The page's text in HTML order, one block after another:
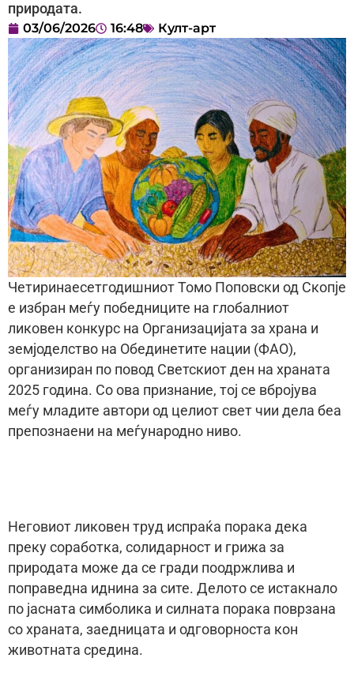
природата.
03/06/2026 16:48 Култ-арт
Четиринаесетгодишниот Томо Поповски од Скопје
е избран меѓу победниците на глобалниот
ликовен конкурс на Организацијата за храна и
земјоделство на Обединетите нации (ФАО),
организиран по повод Светскиот ден на храната
2025 година. Со ова признание, тој се вбројува
меѓу младите автори од целиот свет чии дела беа
препознаени на меѓународно ниво.
Неговиот ликовен труд испраќа порака дека
преку соработка, солидарност и грижа за
природата може да се гради поодржлива и
поправедна иднина за сите. Делото се истакнало
по јасната симболика и силната порака поврзана
со храната, заедницата и одговорноста кон
животната средина.